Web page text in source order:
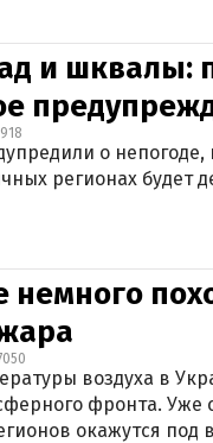
и шквалы:
о непогоде,
регионах будет
немного
воздуха в
фронта. Уже
окажутся под